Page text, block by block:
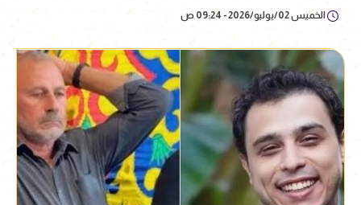
الخميس 02/يوليو/2026 - 09:24 ص